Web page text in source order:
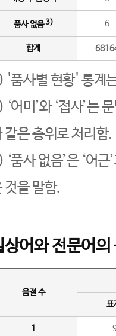
품사 없음3) 6
합계
'품사별 현황' 통계
‘어미’와 ‘접사’는
같은 층위로 처리함.
‘품사 없음’은 ‘어
것을 말함.
상어와 전문어의
음절 수
표
1